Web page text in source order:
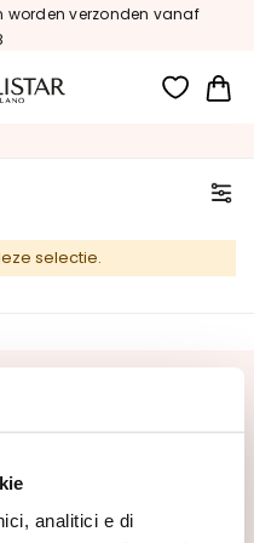
analitici e di
worden verzonden vanaf
selectie.